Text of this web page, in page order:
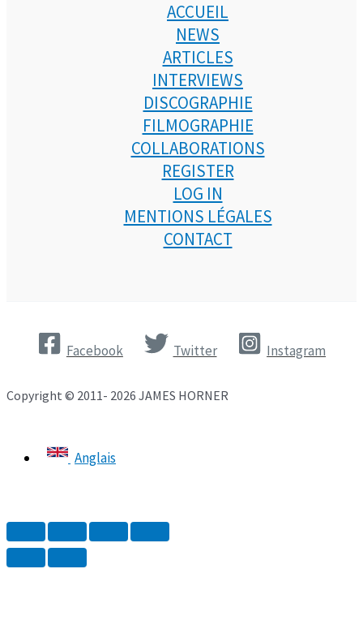
ACCUEIL
NEWS
ARTICLES
INTERVIEWS
DISCOGRAPHIE
FILMOGRAPHIE
COLLABORATIONS
REGISTER
LOG IN
MENTIONS LÉGALES
CONTACT
Facebook Twitter Instagram
Copyright © 2011- 2026 JAMES HORNER
Anglais